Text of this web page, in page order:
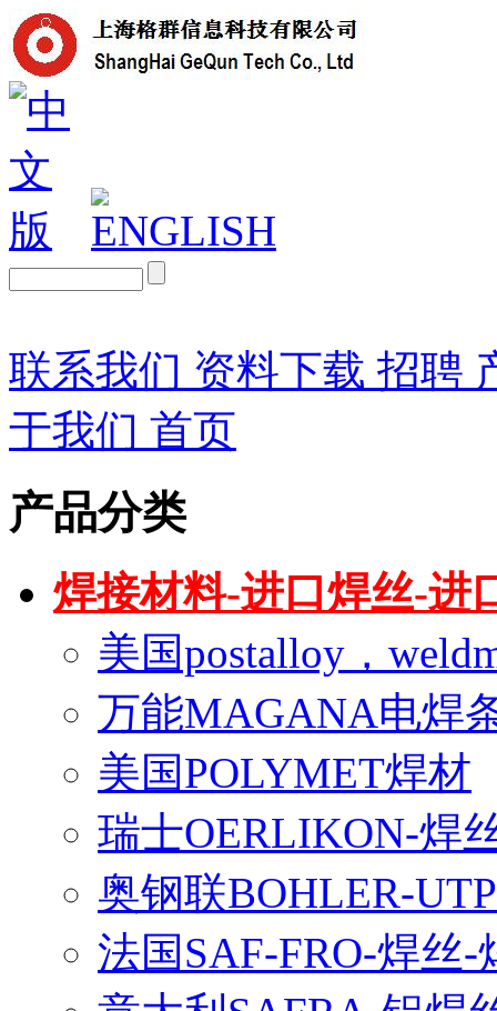
联系我们 资料下载 招聘
于我们 首页
产品分类
焊接材料-进口焊丝-进
美国postalloy，
万能MAGANA电焊
美国POLYMET焊材
瑞士OERLIKON-焊
奥钢联BOHLER-
法国SAF-FRO-焊丝-